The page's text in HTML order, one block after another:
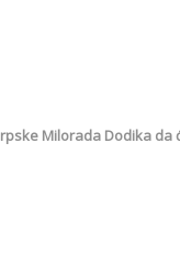
Milorada Dodika